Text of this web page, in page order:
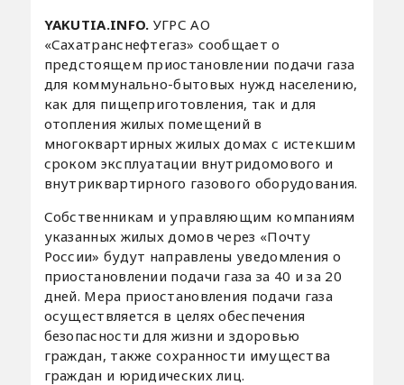
YAKUTIA.INFO. УГРС АО
«Сахатранснефтегаз» сообщает о
предстоящем приостановлении подачи газа
для коммунально-бытовых нужд населению,
как для пищеприготовления, так и для
отопления жилых помещений в
многоквартирных жилых домах с истекшим
сроком эксплуатации внутридомового и
внутриквартирного газового оборудования.
Собственникам и управляющим компаниям
указанных жилых домов через «Почту
России» будут направлены уведомления о
приостановлении подачи газа за 40 и за 20
дней. Мера приостановления подачи газа
осуществляется в целях обеспечения
безопасности для жизни и здоровью
граждан, также сохранности имущества
граждан и юридических лиц.